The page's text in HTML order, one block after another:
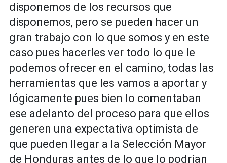
disponemos de los recursos que
disponemos, pero se pueden hacer un
gran trabajo con lo que somos y en este
caso pues hacerles ver todo lo que le
podemos ofrecer en el camino, todas las
herramientas que les vamos a aportar y
lógicamente pues bien lo comentaban
ese adelanto del proceso para que ellos
generen una expectativa optimista de
que pueden llegar a la Selección Mayor
de Honduras antes de lo que lo podrían